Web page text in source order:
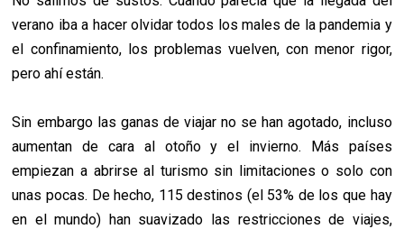
verano iba a hacer olvidar todos los males de la pandemia y
el confinamiento, los problemas vuelven, con menor rigor,
pero ahí están.
Sin embargo las ganas de viajar no se han agotado, incluso
aumentan de cara al otoño y el invierno. Más países
empiezan a abrirse al turismo sin limitaciones o solo con
unas pocas. De hecho, 115 destinos (el 53% de los que hay
en el mundo) han suavizado las restricciones de viajes,